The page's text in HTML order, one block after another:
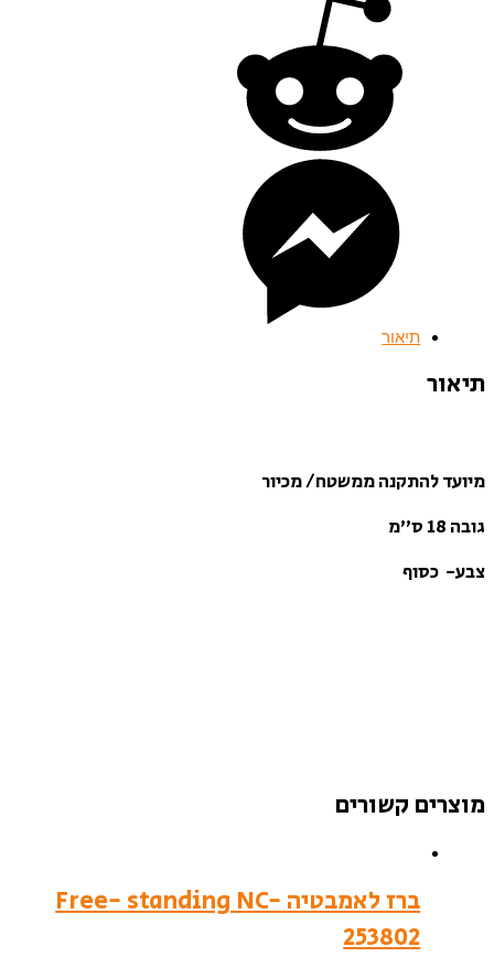
תיאור
תיאור
מיועד להתקנה ממשטח/ מכיור
גובה 18 ס”מ
צבע- כסוף
מוצרים קשורים
ברז לאמבטיה Free- standing NC-
253802